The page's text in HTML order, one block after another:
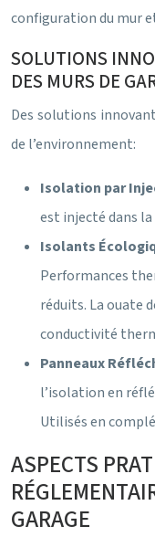
configuration du mur
SOLUTIONS
DES MURS DE
Des solutions
de l’environnement:
Isolation par
est injecté dans la
Isolants
Performances
réduits. La ouate
conductivité
Panneaux
l’isolation en
Utilisés en
ASPECTS
GARAGE